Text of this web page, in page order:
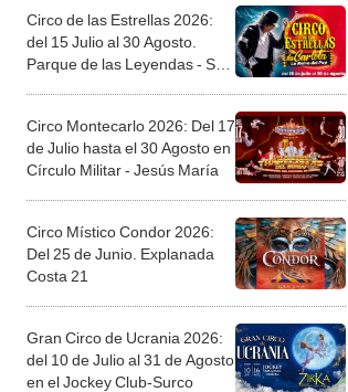
Circo de las Estrellas 2026:
del 15 Julio al 30 Agosto.
Parque de las Leyendas - San
Circo Montecarlo 2026: Del 17
de Julio hasta el 30 Agosto en
Círculo Militar - Jesús María
Circo Místico Condor 2026:
Del 25 de Junio. Explanada
Costa 21
Gran Circo de Ucrania 2026:
del 10 de Julio al 31 de Agosto
en el Jockey Club-Surco